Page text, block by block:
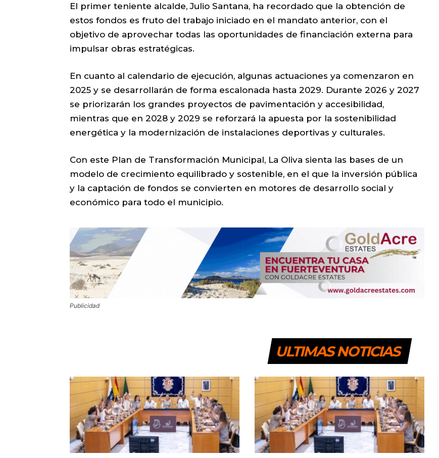
El primer teniente alcalde, Julio Santana, ha recordado que la obtención de
estos fondos es fruto del trabajo iniciado en el mandato anterior, con el
objetivo de aprovechar todas las oportunidades de financiación externa para
impulsar obras estratégicas.
En cuanto al calendario de ejecución, algunas actuaciones ya comenzaron en
2025 y se desarrollarán de forma escalonada hasta 2029. Durante 2026 y 2027
se priorizarán los grandes proyectos de pavimentación y accesibilidad,
mientras que en 2028 y 2029 se reforzará la apuesta por la sostenibilidad
energética y la modernización de instalaciones deportivas y culturales.
Con este Plan de Transformación Municipal, La Oliva sienta las bases de un
modelo de crecimiento equilibrado y sostenible, en el que la inversión pública
y la captación de fondos se convierten en motores de desarrollo social y
económico para todo el municipio.
Publicidad
ULTIMAS NOTICIAS